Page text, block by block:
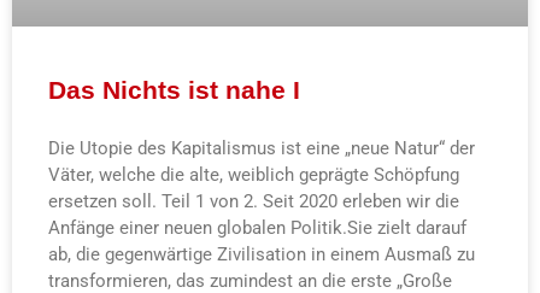
Das Nichts ist nahe I
Die Utopie des Kapitalismus ist eine „neue Natur“ der
Väter, welche die alte, weiblich geprägte Schöpfung
ersetzen soll. Teil 1 von 2. Seit 2020 erleben wir die
Anfänge einer neuen globalen Politik.Sie zielt darauf
ab, die gegenwärtige Zivilisation in einem Ausmaß zu
transformieren, das zumindest an die erste „Große